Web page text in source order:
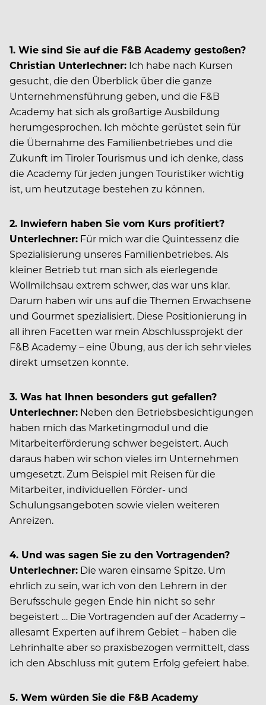
1. Wie sind Sie auf die F&B Academy gestoßen?
Christian Unterlechner: Ich habe nach Kursen
gesucht, die den Überblick über die ganze
Unternehmensführung geben, und die F&B
Academy hat sich als großartige Ausbildung
herumgesprochen. Ich möchte gerüstet sein für
die Übernahme des Familienbetriebes und die
Zukunft im Tiroler Tourismus und ich denke, dass
die Academy für jeden jungen Touristiker wichtig
ist, um heutzutage bestehen zu können.
2. Inwiefern haben Sie vom Kurs profitiert?
Unterlechner: Für mich war die Quintessenz die
Spezialisierung unseres Familienbetriebes. Als
kleiner Betrieb tut man sich als eierlegende
Wollmilchsau extrem schwer, das war uns klar.
Darum haben wir uns auf die Themen Erwachsene
und Gourmet spezialisiert. Diese Positionierung in
all ihren Facetten war mein Abschlussprojekt der
F&B Academy – eine Übung, aus der ich sehr vieles
direkt umsetzen konnte.
3. Was hat Ihnen besonders gut gefallen?
Unterlechner: Neben den Betriebsbesichtigungen
haben mich das Marketingmodul und die
Mitarbeiterförderung schwer begeistert. Auch
daraus haben wir schon vieles im Unternehmen
umgesetzt. Zum Beispiel mit Reisen für die
Mitarbeiter, individuellen Förder- und
Schulungsangeboten sowie vielen weiteren
Anreizen.
4. Und was sagen Sie zu den Vortragenden?
Unterlechner: Die waren einsame Spitze. Um
ehrlich zu sein, war ich von den Lehrern in der
Berufsschule gegen Ende hin nicht so sehr
begeistert … Die Vortragenden auf der Academy –
allesamt Experten auf ihrem Gebiet – haben die
Lehrinhalte aber so praxisbezogen vermittelt, dass
ich den Abschluss mit gutem Erfolg gefeiert habe.
5. Wem würden Sie die F&B Academy